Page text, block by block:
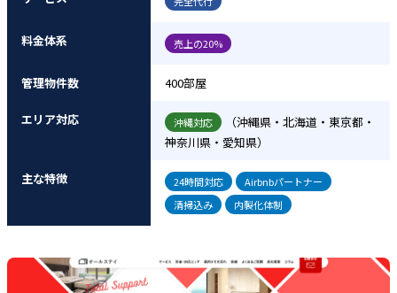
料金体系 売上の20%
管理物件数 400部屋
エリア対応 沖縄対応
（沖縄県・北海道・東京都・
神奈川県・愛知県）
主な特徴 24時間対応
Airbnbパートナー
清掃込み
内製化体制